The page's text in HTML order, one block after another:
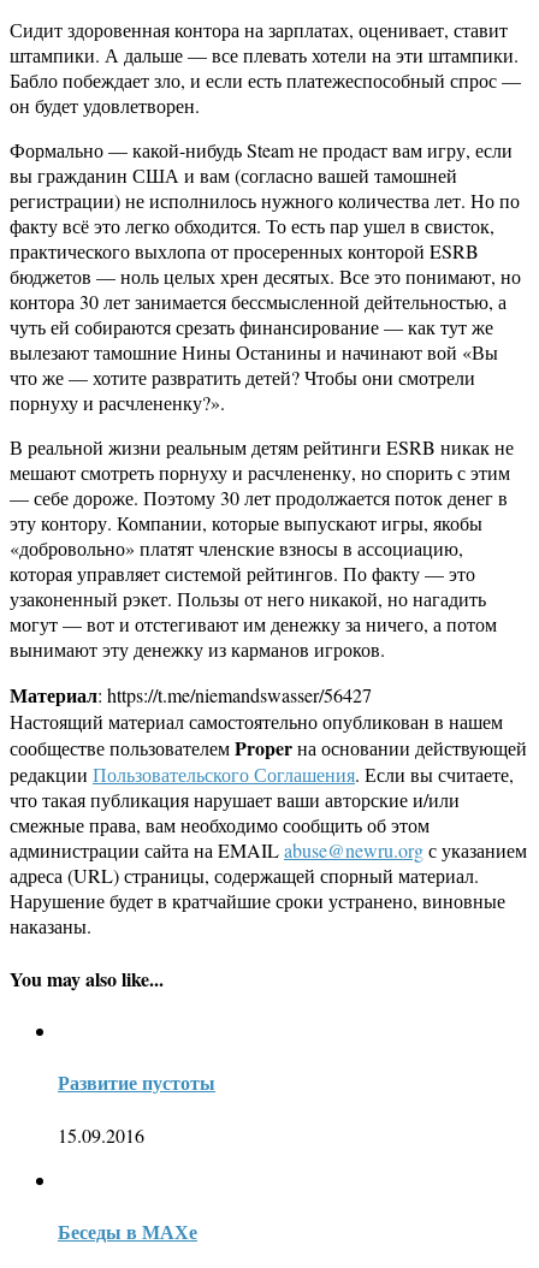
Сидит здоровенная контора на зарплатах, оценивает, ставит
штампики. А дальше — все плевать хотели на эти штампики.
Бабло побеждает зло, и если есть платежеспособный спрос —
он будет удовлетворен.
Формально — какой-нибудь Steam не продаст вам игру, если
вы гражданин США и вам (согласно вашей тамошней
регистрации) не исполнилось нужного количества лет. Но по
факту всё это легко обходится. То есть пар ушел в свисток,
практического выхлопа от просеренных конторой ESRB
бюджетов — ноль целых хрен десятых. Все это понимают, но
контора 30 лет занимается бессмысленной дейтельностью, а
чуть ей собираются срезать финансирование — как тут же
вылезают тамошние Нины Останины и начинают вой «Вы
что же — хотите развратить детей? Чтобы они смотрели
порнуху и расчлененку?».
В реальной жизни реальным детям рейтинги ESRB никак не
мешают смотреть порнуху и расчлененку, но спорить с этим
— себе дороже. Поэтому 30 лет продолжается поток денег в
эту контору. Компании, которые выпускают игры, якобы
«добровольно» платят членские взносы в ассоциацию,
которая управляет системой рейтингов. По факту — это
узаконенный рэкет. Пользы от него никакой, но нагадить
могут — вот и отстегивают им денежку за ничего, а потом
вынимают эту денежку из карманов игроков.
Материал: https://t.me/niemandswasser/56427
Настоящий материал самостоятельно опубликован в нашем
сообществе пользователемProperна основании действующей
редакции Пользовательского Соглашения. Если вы считаете,
что такая публикация нарушает ваши авторские и/или
смежные права, вам необходимо сообщить об этом
администрации сайта на EMAILabuse@newru.orgс указанием
адреса (URL) страницы, содержащей спорный материал.
Нарушение будет в кратчайшие сроки устранено, виновные
наказаны.
You may also like...
Развитие пустоты
15.09.2016
Беседы в МАХе